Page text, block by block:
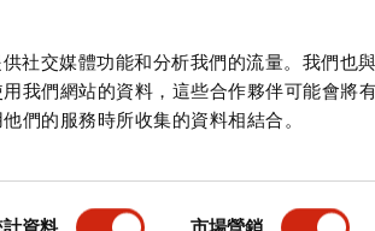
社交媒體功能和分析我們的流量。我們也
我們網站的資料，這些合作夥伴可能會將
們的服務時所收集的資料相結合。
計資料 市場營銷